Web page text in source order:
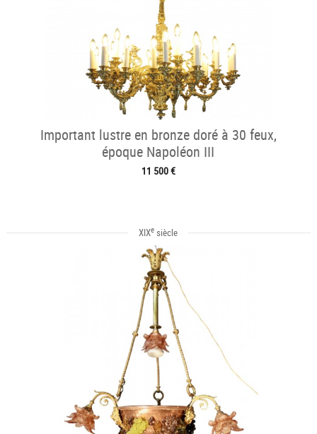
Important lustre en bronze doré à 30 feux,
époque Napoléon III
11 500 €
XIXe siècle